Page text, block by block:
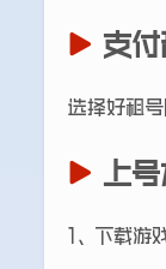
支
选择好租
上
1、下载游